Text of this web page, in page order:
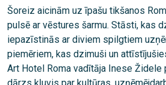
Šoreiz aicinām uz īpašu tikšanos
pulsē ar vēstures šarmu. Stāsti, kas
iepazīstinās ar diviem spilgtiem
piemēriem, kas dzimuši un
Art Hotel Roma vadītāja Inese Židele